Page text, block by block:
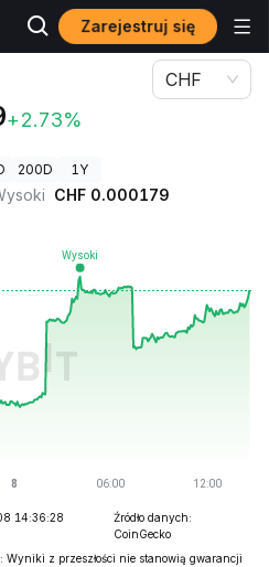
Zarejestruj się
FIGHT
+2.73%
CHF
200D 1Y
CHF 0.000179
14:36:28
Źródło danych:
CoinGecko
Wyniki z przeszłości nie stanowią gwarancji